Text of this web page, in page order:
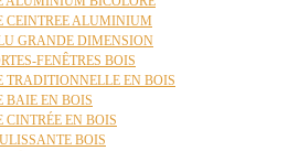
CEINTREE ALUMINIUM
GRANDE DIMENSION
FENÊTRES BOIS
TRADITIONNELLE EN BOIS
BAIE EN BOIS
CINTRÉE EN BOIS
BOIS